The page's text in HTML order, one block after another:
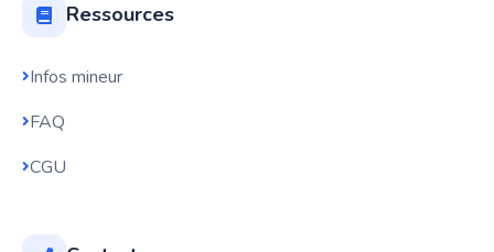
Ressources
Infos mineur
FAQ
CGU